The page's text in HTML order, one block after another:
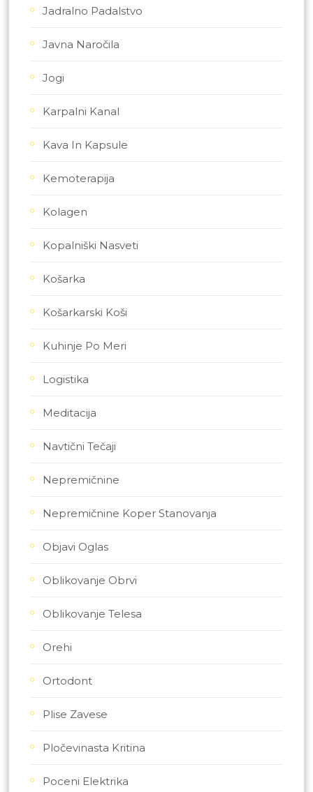
Jadralno Padalstvo
Javna Naročila
Jogi
Karpalni Kanal
Kava In Kapsule
Kemoterapija
Kolagen
Kopalniški Nasveti
Košarka
Košarkarski Koši
Kuhinje Po Meri
Logistika
Meditacija
Navtični Tečaji
Nepremičnine
Nepremičnine Koper Stanovanja
Objavi Oglas
Oblikovanje Obrvi
Oblikovanje Telesa
Orehi
Ortodont
Plise Zavese
Pločevinasta Kritina
Poceni Elektrika